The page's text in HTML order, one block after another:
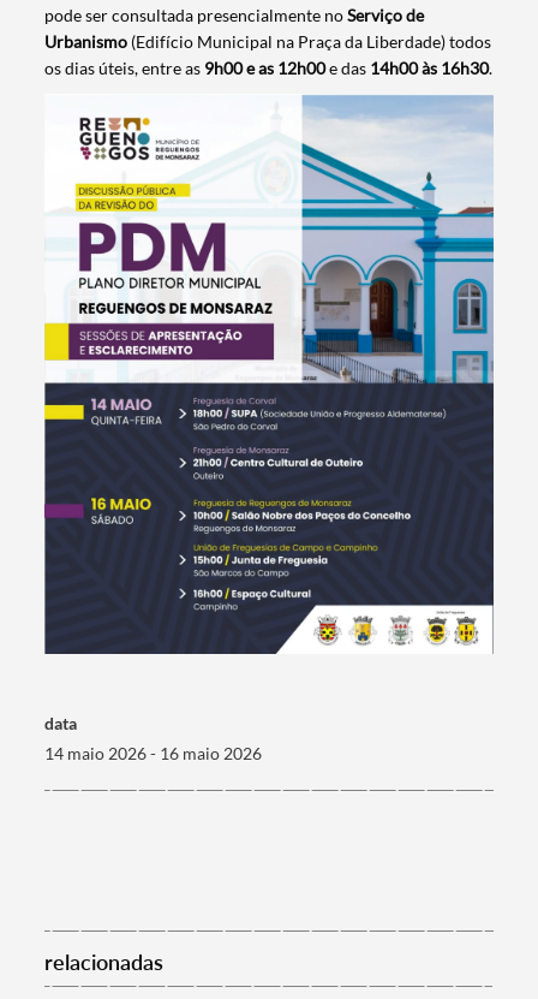
Termo de Pesquisa
Categorias gerais
Filtros
pode ser consultada presencialmente noServiço de
Urbanismo (Edifício Municipal na Praça da Liberdade) todos
os dias úteis, entre as 9h00 e as 12h00e das 14h00 às 16h30.
data
14 maio 2026 - 16 maio 2026
relacionadas